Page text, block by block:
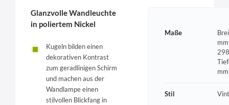
Glanzvolle Wandleuchte
in poliertem Nickel
Kugeln bilden einen
dekorativen Kontrast
zum geradlinigen Schirm
und machen aus der
Wandlampe einen
stilvollen Blickfang in
Maße
mm
Stil